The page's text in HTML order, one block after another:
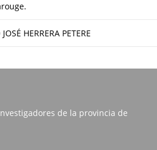
HERRERA PETERE
de la provincia de